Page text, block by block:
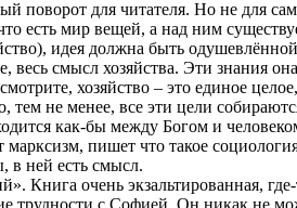
поворот для читателя. Но не для
есть мир вещей, а над ним
идея должна быть
смысл хозяйства. Эти знания
хозяйство – это единое
тем не менее, все эти цели
как-бы между Богом и
марксизм,пишет что такое
в ней есть смысл.
очень экзальтированная,
трудности с Софией. Он никак не